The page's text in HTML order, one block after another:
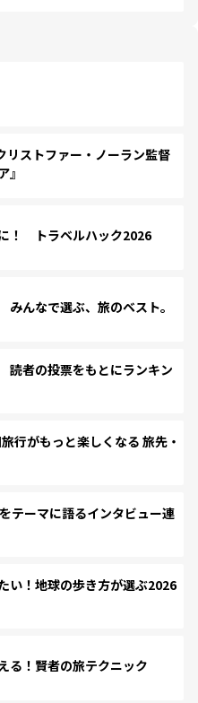
ストファー・ノーラン監督
』
！ トラベルハック2026
んなで選ぶ、旅のベスト。
者の投票をもとにランキン
がもっと楽しくなる 旅先・
テーマに語るインタビュー連
い！地球の歩き方が選ぶ2026
る！賢者の旅テクニック